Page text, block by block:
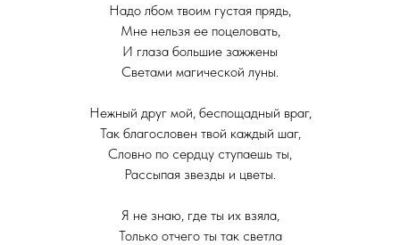
Надо лбом твоим густая прядь,
Мне нельзя ее поцеловать,
И глаза большие зажжены
Светами магической луны.
Нежный друг мой, беспощадный враг,
Так благословен твой каждый шаг,
Словно по сердцу ступаешь ты,
Рассыпая звезды и цветы.
Я не знаю, где ты их взяла,
Только отчего ты так светла